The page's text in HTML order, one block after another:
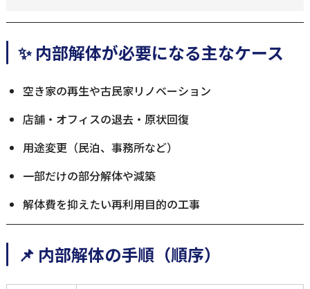
✨ 内部解体が必要になる主なケース
空き家の再生や古民家リノベーション
店舗・オフィスの退去・原状回復
用途変更（民泊、事務所など）
一部だけの部分解体や減築
解体費を抑えたい再利用目的の工事
📌 内部解体の手順（順序）